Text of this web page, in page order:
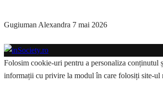
Gugiuman Alexandra 7 mai 2026
Folosim cookie-uri pentru a personaliza conținutul
informații cu privire la modul în care folosiți site-ul